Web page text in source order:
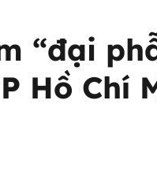
“đại
Hồ Chí